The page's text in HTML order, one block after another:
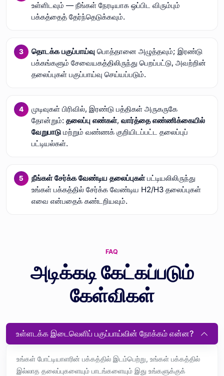
உள்ளிடவும் — நீங்கள் நேரடியாக ஒப்பிட விரும்பும்
பக்கத்தைத் தேர்ந்தெடுக்கவும்.
தொடக்க பகுப்பாய்வு பொத்தானை அழுத்தவும்; இரண்டு
பக்கங்களும் சேவையகத்திலிருந்து பெறப்பட்டு, அவற்றின்
தலைப்புகள் பகுப்பாய்வு செய்யப்படும்.
முடிவுகள் பிரிவில், இரண்டு பத்திகள் அருகருகே
தோன்றும்: தலைப்பு எண்கள், வார்த்தை எண்ணிக்கையில்
வேறுபாடுமற்றும் வண்ணக் குறியிடப்பட்ட தலைப்புப்
பட்டியல்கள்.
நீங்கள் சேர்க்க வேண்டிய தலைப்புகள்பட்டியலிலிருந்து
உங்கள் பக்கத்தில் சேர்க்க வேண்டிய H2/H3 தலைப்புகள்
எவை என்பதைக் கண்டறியவும்.
FAQ
அடிக்கடி கேட்கப்படும்
கேள்விகள்
உள்ளடக்க இடைவெளிப் பகுப்பாய்வின் நோக்கம் என்ன?
உங்கள் போட்டியாளரின் பக்கத்தில் இடம்பெற்று, உங்கள் பக்கத்தில்
இல்லாத தலைப்புகளையும் பாடங்களையும் இது உங்களுக்குக்